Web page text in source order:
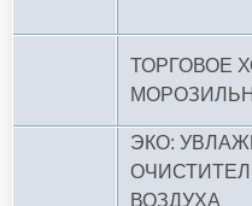
ТОРГОВОЕ
ЭКО:
ВОЗДУХА